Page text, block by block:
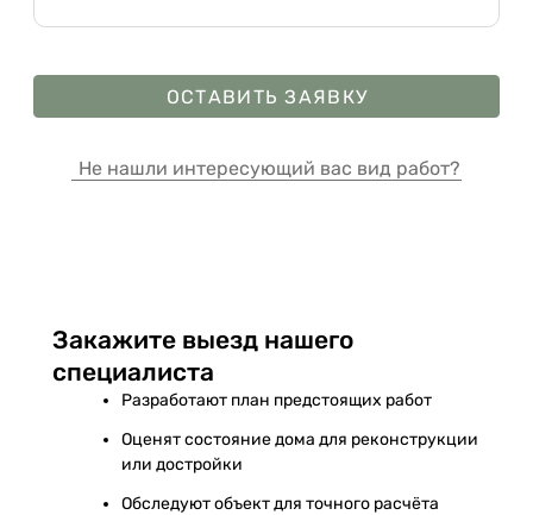
ОСТАВИТЬ ЗАЯВКУ
Не нашли интересующий вас вид работ?
Закажите выезд нашего
специалиста
Разработают план предстоящих работ
Оценят состояние дома для реконструкции
или достройки
Обследуют объект для точного расчёта